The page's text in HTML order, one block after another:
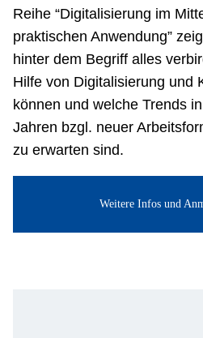
Reihe “Digitalisierung im
praktischen Anwendung”
hinter dem Begriff alles
Hilfe von Digitalisierung und
können und welche Trends
Jahren bzgl. neuer
zu erwarten sind.
Weitere Infos und